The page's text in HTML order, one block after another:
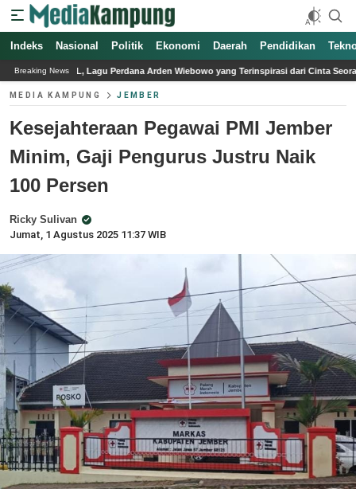
Indeks Nasional Politik Ekonomi Daerah Pendidikan
Breaking News
Perdana Arden Wiebowo yang Terinspirasi dari Cinta Seorang Ayah Asosiasi
MEDIA KAMPUNG JEMBER
Kesejahteraan Pegawai PMI Jember
Minim, Gaji Pengurus Justru Naik
100 Persen
Ricky Sulivan
Jumat, 1 Agustus 2025 11:37 WIB